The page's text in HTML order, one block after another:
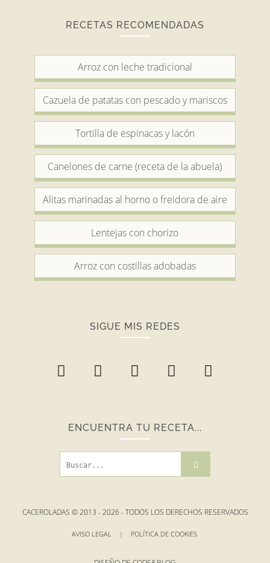
RECETAS RECOMENDADAS
Arroz con leche tradicional
Cazuela de patatas con pescado y mariscos
Tortilla de espinacas y lacón
Canelones de carne (receta de la abuela)
Alitas marinadas al horno o freidora de aire
Lentejas con chorizo
Arroz con costillas adobadas
SIGUE MIS REDES
ENCUENTRA TU RECETA...
CACEROLADAS © 2013 -2026- TODOS LOS DERECHOS RESERVADOS
AVISO LEGAL | POLÍTICA DE COOKIES